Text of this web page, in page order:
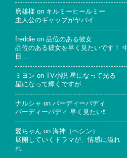
磨雄様 on キルミーヒールミー
主人公のギャップがヤバイ
freddie on 品位のある彼女
品位のある彼女を早く見たいです！
目…
ミヨン on
TV小説 星になって光る
星になって輝くですが…
ナルシャ on バーディーバディ
バーディーバディ 早く見たい❗
愛ちゃん on 海神（ヘシン）
展開していくドラマが、情感に溢れ
れ…